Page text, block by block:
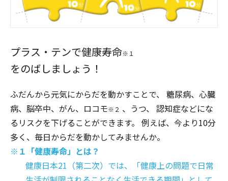
プラス・テンで健康寿命※１
をのばしましょう！
ふだんから元気にからだを動かすことで、 糖尿病、心臓
病、脳卒中、がん、ロコモ※２ 、うつ、 認知症などにな
るリスクを下げることができます。 例えば、今より10分
多く、毎日からだを動かしてみませんか。
※１「健康寿命」とは？
健康日本21（第二次）では、「健康上の問題で日常